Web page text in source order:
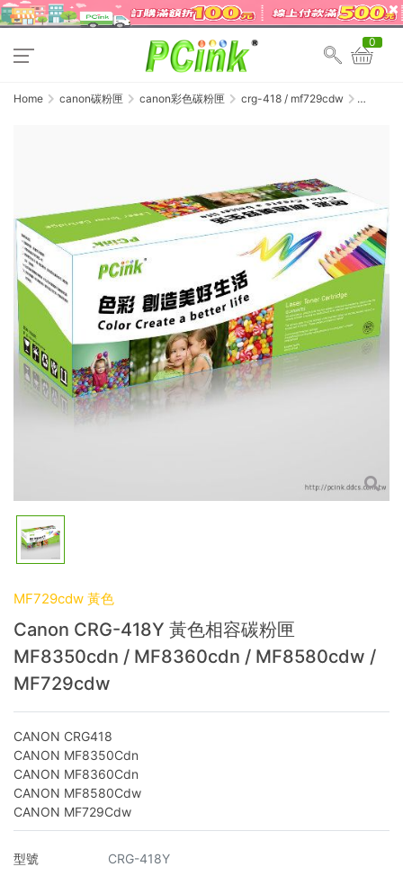
0
Home canon碳粉匣 canon彩色碳粉匣
crg-418 / mf729cdw
/
/
/
MF729cdw
MF729cdw 黃色
Canon CRG-418Y 黃色相容碳粉匣
MF8350cdn / MF8360cdn / MF8580cdw /
MF729cdw
CANON CRG418
CANON MF8350Cdn
CANON MF8360Cdn
CANON MF8580Cdw
CANON MF729Cdw
型號
CRG-418Y